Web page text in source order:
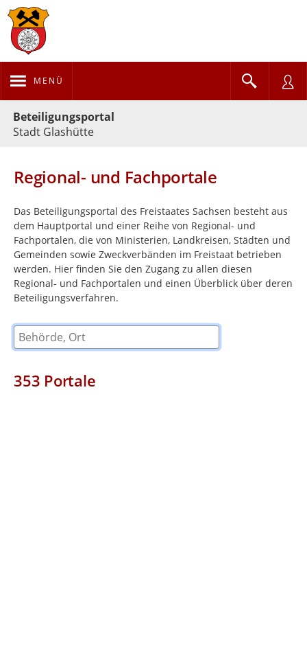
MENÜ
Beteiligungsportal
Stadt Glashütte
Regional- und Fachportale
Das Beteiligungsportal des Freistaates Sachsen besteht aus
dem Hauptportal und einer Reihe von Regional- und
Fachportalen, die von Ministerien, Landkreisen, Städten und
Gemeinden sowie Zweckverbänden im Freistaat betrieben
werden. Hier finden Sie den Zugang zu allen diesen
Regional- und Fachportalen und einen Überblick über deren
Beteiligungsverfahren.
Behörde, Ort
353 Portale